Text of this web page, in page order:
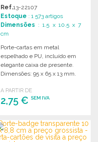
Ref.13-22107
Estoque : 1 573 artigos
Dimensões : 1.5 x 10.5 x 7
cm
Porte-cartas em metal
espelhado e PU, incluído em
elegante caixa de presente.
Dimensões: 95 x 65 x 13 mm.
A PARTIR DE
2,75 €SEM IVA
ENCOMENDAR
Solicitar um orçamento